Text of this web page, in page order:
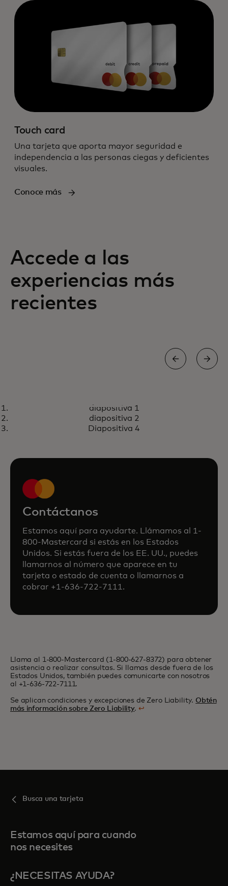
Touch card
Una tarjeta que aporta mayor seguridad e
independencia a las personas ciegas y deficientes
visuales.
Conoce más
Accede a las
experiencias más
recientes
Descubre experiencias
extraordinarias con tu
Visita priceless.comse abre en una pestaña nueva
diapositiva 1
diapositiva 2
Diapositiva 4
Contáctanos
Estamos aquí para ayudarte. Llámamos al 1-
800-Mastercard si estás en los Estados
Unidos. Si estás fuera de los EE. UU., puedes
llamarnos al número que aparece en tu
tarjeta o estado de cuenta o llamarnos a
cobrar +1-636-722-7111.
Llama al 1-800-Mastercard (1-800-627-8372) para obtener
asistencia o realizar consultas. Si llamas desde fuera de los
Estados Unidos, también puedes comunicarte con nosotros
al +1-636-722-7111.
Se aplican condiciones y excepciones de Zero Liability. Obtén
más información sobre Zero Liability.↩
Busca una tarjeta
Estamos aquí para cuando
nos necesites
¿NECESITAS AYUDA?